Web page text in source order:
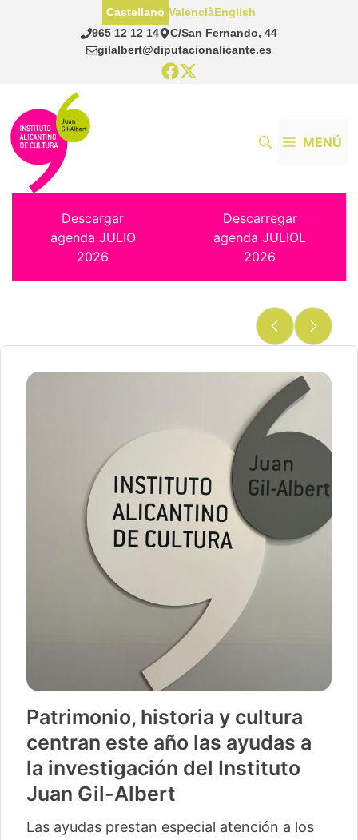
965 12 12 14
C/San Fernando, 44
gilalbert@diputacionalicante.es
Castellano ValenciàEnglish
MENÚ
Descargar
agenda JULIO
2026
Descarregar
agenda JULIOL
2026
Patrimonio, historia y cultura
centran este año las ayudas a
la investigación del Instituto
Juan Gil-Albert
Las ayudas prestan especial atención a los